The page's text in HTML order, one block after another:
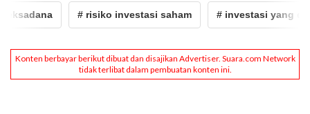
# risiko investasi saham # investasi yang diawasi OJK